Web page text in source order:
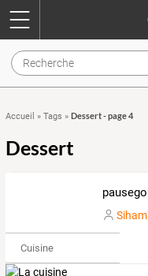
Accueil » Tags » Dessert - page 4
Dessert
Siham
Cuisine